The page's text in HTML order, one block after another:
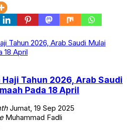
Tahun 2026, Arab Saudi
Pada 18 April
Jumat, 19 Sep 2025
Muhammad Fadli